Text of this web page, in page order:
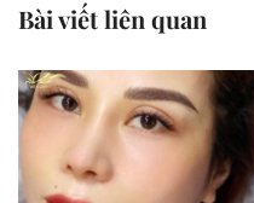
Bài viết liên quan